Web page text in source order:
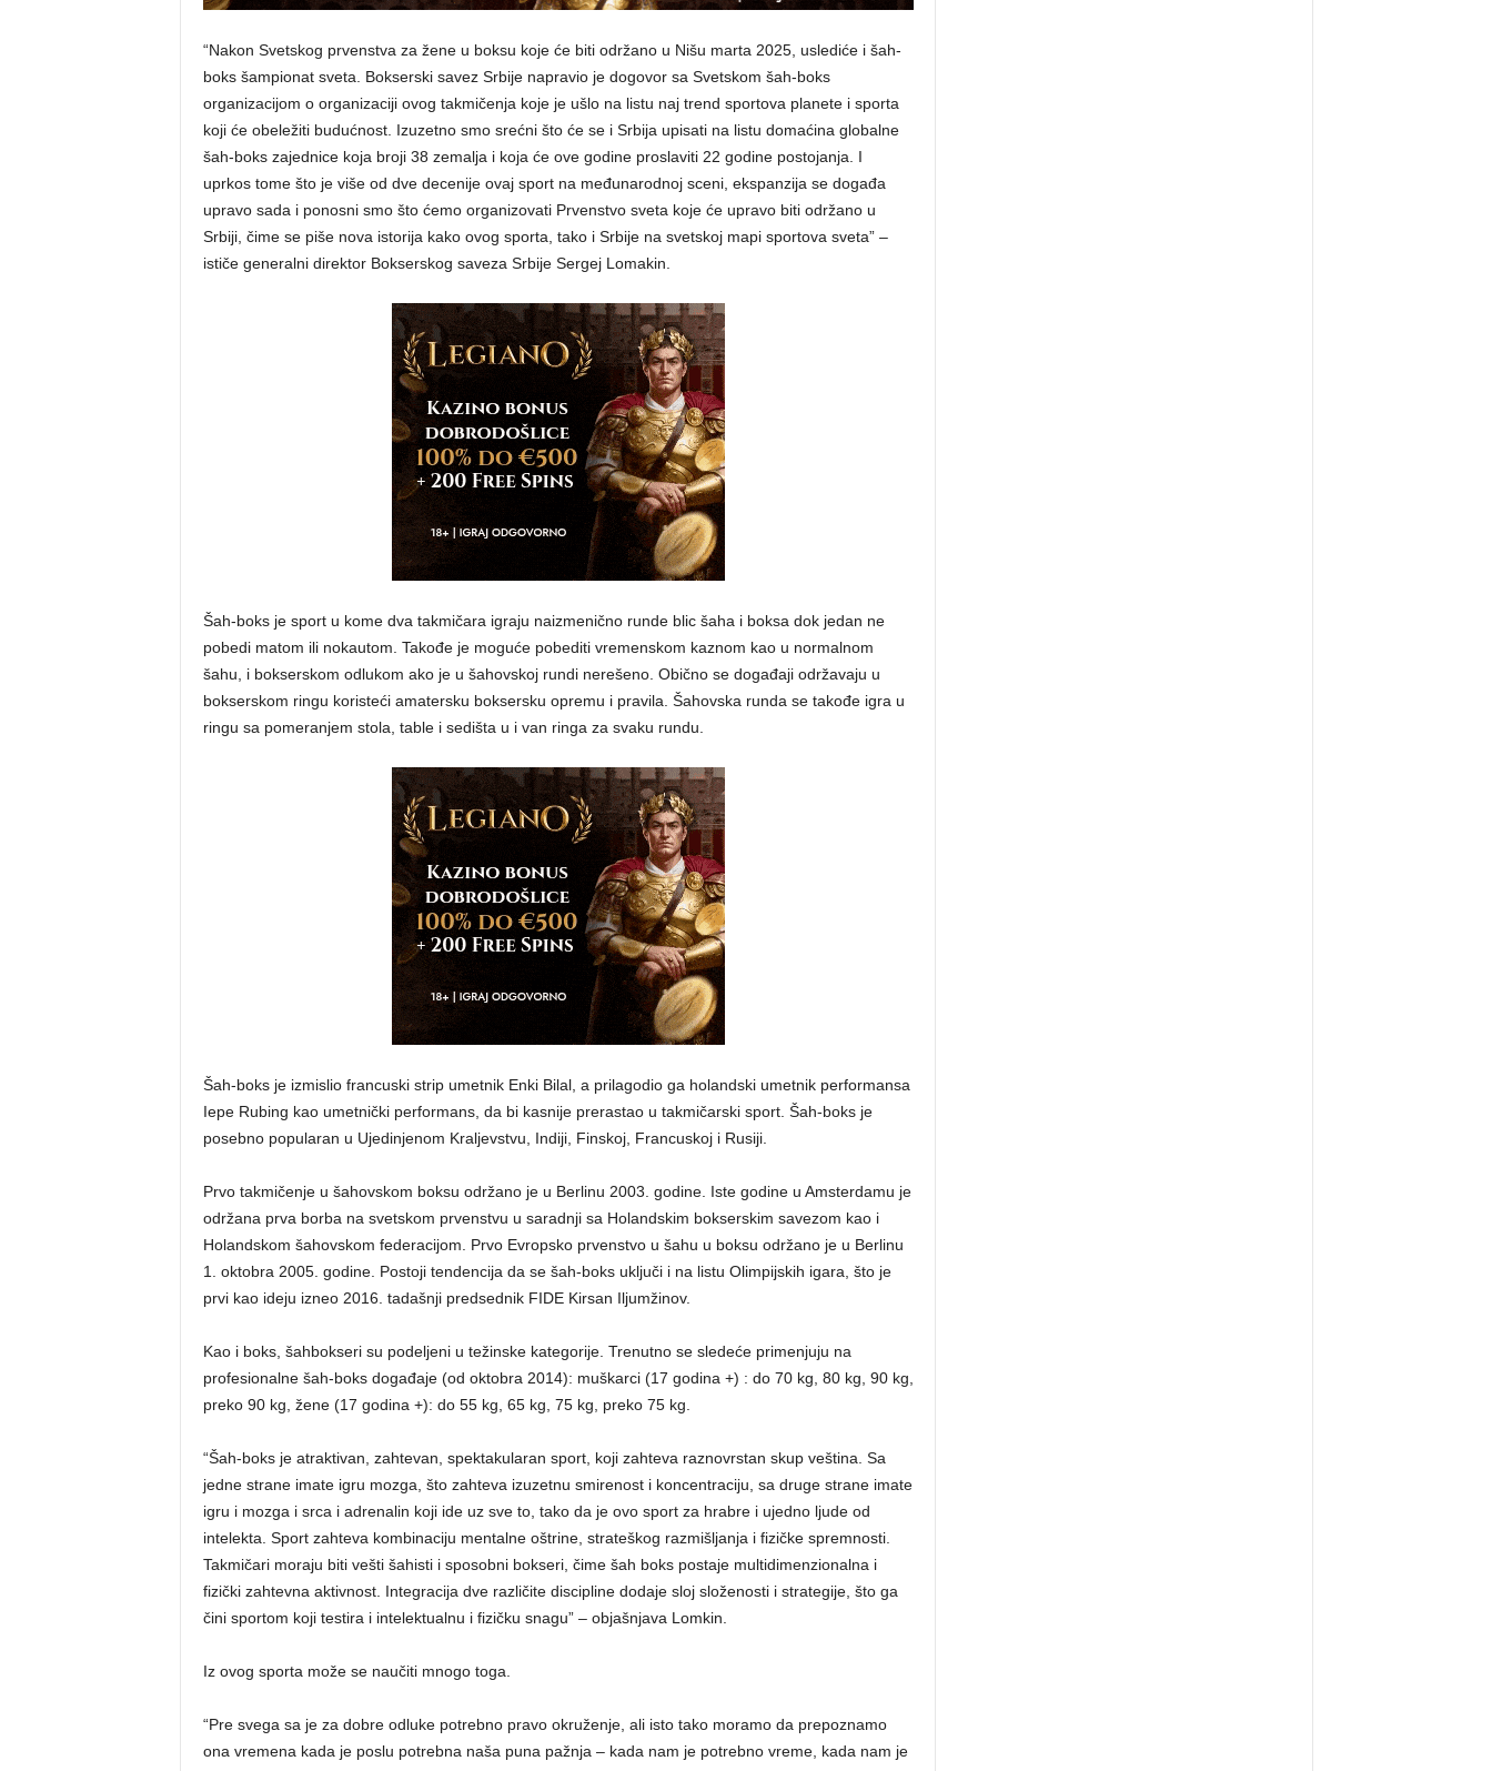
“Nakon Svetskog prvenstva za žene u boksu koje će biti održano u Nišu marta 2025, uslediće i šah-
boks šampionat sveta. Bokserski savez Srbije napravio je dogovor sa Svetskom šah-boks
organizacijom o organizaciji ovog takmičenja koje je ušlo na listu naj trend sportova planete i sporta
koji će obeležiti budućnost. Izuzetno smo srećni što će se i Srbija upisati na listu domaćina globalne
šah-boks zajednice koja broji 38 zemalja i koja će ove godine proslaviti 22 godine postojanja. I
uprkos tome što je više od dve decenije ovaj sport na međunarodnoj sceni, ekspanzija se događa
upravo sada i ponosni smo što ćemo organizovati Prvenstvo sveta koje će upravo biti održano u
Srbiji, čime se piše nova istorija kako ovog sporta, tako i Srbije na svetskoj mapi sportova sveta” –
ističe generalni direktor Bokserskog saveza Srbije Sergej Lomakin.
Šah-boks je sport u kome dva takmičara igraju naizmenično runde blic šaha i boksa dok jedan ne
pobedi matom ili nokautom. Takođe je moguće pobediti vremenskom kaznom kao u normalnom
šahu, i bokserskom odlukom ako je u šahovskoj rundi nerešeno. Obično se događaji održavaju u
bokserskom ringu koristeći amatersku boksersku opremu i pravila. Šahovska runda se takođe igra u
ringu sa pomeranjem stola, table i sedišta u i van ringa za svaku rundu.
Šah-boks je izmislio francuski strip umetnik Enki Bilal, a prilagodio ga holandski umetnik performansa
Iepe Rubing kao umetnički performans, da bi kasnije prerastao u takmičarski sport. Šah-boks je
posebno popularan u Ujedinjenom Kraljevstvu, Indiji, Finskoj, Francuskoj i Rusiji.
Prvo takmičenje u šahovskom boksu održano je u Berlinu 2003. godine. Iste godine u Amsterdamu je
održana prva borba na svetskom prvenstvu u saradnji sa Holandskim bokserskim savezom kao i
Holandskom šahovskom federacijom. Prvo Evropsko prvenstvo u šahu u boksu održano je u Berlinu
1. oktobra 2005. godine. Postoji tendencija da se šah-boks uključi i na listu Olimpijskih igara, što je
prvi kao ideju izneo 2016. tadašnji predsednik FIDE Kirsan Iljumžinov.
Kao i boks, šahbokseri su podeljeni u težinske kategorije. Trenutno se sledeće primenjuju na
profesionalne šah-boks događaje (od oktobra 2014): muškarci (17 godina +) : do 70 kg, 80 kg, 90 kg,
preko 90 kg, žene (17 godina +): do 55 kg, 65 kg, 75 kg, preko 75 kg.
“Šah-boks je atraktivan, zahtevan, spektakularan sport, koji zahteva raznovrstan skup veština. Sa
jedne strane imate igru mozga, što zahteva izuzetnu smirenost i koncentraciju, sa druge strane imate
igru i mozga i srca i adrenalin koji ide uz sve to, tako da je ovo sport za hrabre i ujedno ljude od
intelekta. Sport zahteva kombinaciju mentalne oštrine, strateškog razmišljanja i fizičke spremnosti.
Takmičari moraju biti vešti šahisti i sposobni bokseri, čime šah boks postaje multidimenzionalna i
fizički zahtevna aktivnost. Integracija dve različite discipline dodaje sloj složenosti i strategije, što ga
čini sportom koji testira i intelektualnu i fizičku snagu” – objašnjava Lomkin.
Iz ovog sporta može se naučiti mnogo toga.
“Pre svega sa je za dobre odluke potrebno pravo okruženje, ali isto tako moramo da prepoznamo
ona vremena kada je poslu potrebna naša puna pažnja – kada nam je potrebno vreme, kada nam je